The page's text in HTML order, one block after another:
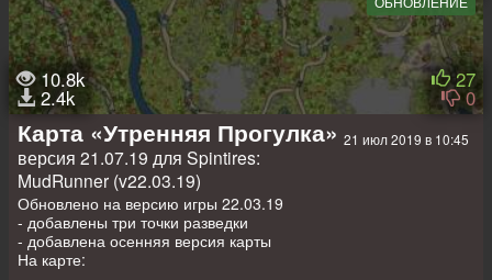
3 Лесопилки
1 Заправка
9 Точек разведки
3 грузовика + 4 рандомных
Версия "Осень"
На карте:
1 Гараж (закрыт)
3 стартовых машины
1 Лесоповал + 2 точки погрузки
3 Лесопилки
1 Заправка
9 Точек разведки
3 грузовика + 4 рандомных
10.8k
2.4k
27
0
21 июл 2019 в 10:45
Карта «Утренняя Прогулка»
версия 21.07.19 для Spintires:
MudRunner (v22.03.19)
Обновлено на версию игры 22.03.19
- добавлены три точки разведки
- добавлена осенняя версия карты
На карте: